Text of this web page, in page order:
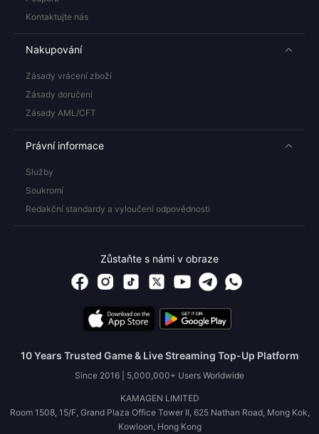
Kontaktujte nás
Nakupování
Zásady vrácení zboží
Zásady doručení
Zásady AML/CFT
Právní informace
Služby
Soukromí
Redakční standardy a vyloučení odpovědnosti
Zůstaňte s námi v obraze
10 Years Trusted Game & Live Streaming Top-Up Platform
Since 2016 | 5,000,000+ Users Worldwide
KAMAGEN LIMITED
Room 1508, 15/F, Grand Plaza Office Tower II, 625 Nathan Road, Mong Kok,
Kowloon, Hong Kong